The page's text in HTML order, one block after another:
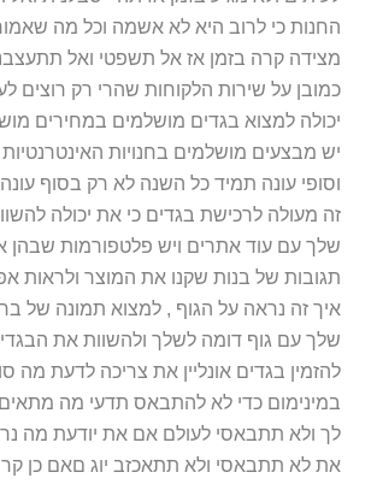
החנות כי לרוב היא לא אשמה וכל מה
מצידה קרה בזמן אז אל תשפטי ואל
כמובן על שירות הלקוחות שהרי רק רוצים
יכולה למצוא בגדים מושלמים במחירים
יש מבצעים מושלמים בחנויות
וסופי עונה תמיד כל השנה לא רק בסוף
זה מעולה לרכישת בגדים כי את יכולה
שלך עם עוד אתרים ויש פלטפורמות שבהן
תגובות של בנות שקנו את המוצר ולראות
איך זה נראה על הגוף , למצוא תמונה של
שלך עם גוף דומה לשלך ולהשוות את
להזמין בגדים אונליין את צריכה לדעת מה
במינימום כדי לא להתבאס תדעי מה
לך ולא תתבאסי לעולם אם את יודעת מה
את לא תתבאסי ולא תתאכזב יוג םאם כן